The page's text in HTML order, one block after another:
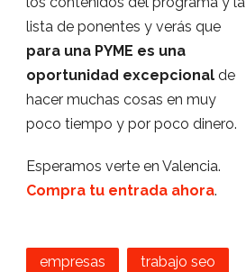
lista de ponentes y verás que
para una PYME es una
oportunidad excepcional de
hacer muchas cosas en muy
poco tiempo y por poco dinero.
Esperamos verte en Valencia.
Compra tu entrada ahora.
empresas trabajo seo